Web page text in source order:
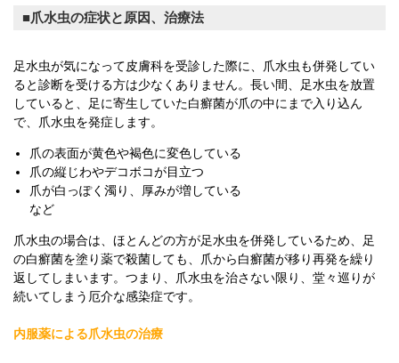
爪水虫の症状と原因、治療法
足水虫が気になって皮膚科を受診した際に、爪水虫も併発してい
ると診断を受ける方は少なくありません。長い間、足水虫を放置
していると、足に寄生していた白癬菌が爪の中にまで入り込ん
で、爪水虫を発症します。
爪の表面が黄色や褐色に変色している
爪の縦じわやデコボコが目立つ
爪が白っぽく濁り、厚みが増している
など
爪水虫の場合は、ほとんどの方が足水虫を併発しているため、足
の白癬菌を塗り薬で殺菌しても、爪から白癬菌が移り再発を繰り
返してしまいます。つまり、爪水虫を治さない限り、堂々巡りが
続いてしまう厄介な感染症です。
内服薬による爪水虫の治療